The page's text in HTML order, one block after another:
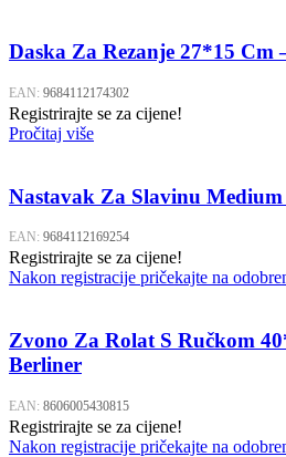
Daska Za Rezanje 27*15 Cm
EAN: 9684112174302
Registrirajte se za cijene!
Pročitaj više
Nastavak Za Slavinu
EAN: 9684112169254
Registrirajte se za cijene!
Nakon registracije pričekajte na
Zvono Za Rolat S Ručkom
Berliner
EAN: 8606005430815
Registrirajte se za cijene!
Nakon registracije pričekajte na